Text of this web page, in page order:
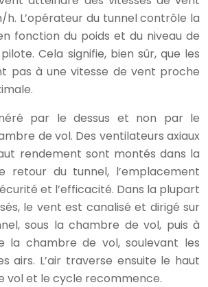
h. L’opérateur du tunnel contrôle la
fonction du poids et du niveau de
Cela signifie, bien sûr, que les
pas à une vitesse de vent proche
par le dessus et non par le
de vol. Des ventilateurs axiaux
rendement sont montés dans la
retour du tunnel, l’emplacement
et l’efficacité. Dans la plupart
le vent est canalisé et dirigé sur
sous la chambre de vol, puis à
la chambre de vol, soulevant les
airs. L’air traverse ensuite le haut
vol et le cycle recommence.